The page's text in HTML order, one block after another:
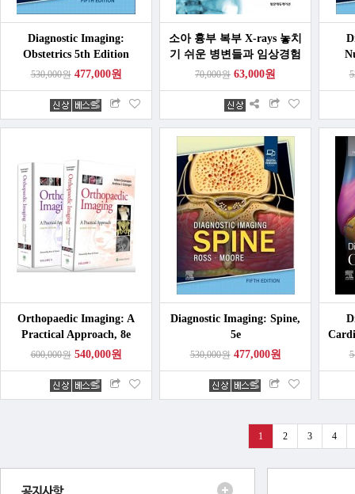
Diagnostic Imaging:
Obstetrics 5th Edition
530,000원477,000원
소아 흉부 복부 X-rays 놓치
기 쉬운 병변들과 임상경험
을 통해 발견된 질환들
70,000원 63,000원
Orthopaedic Imaging: A
Practical Approach, 8e
600,000원540,000원
Diagnostic Imaging: Spine,
5e
530,000원477,000원
1 2 3 4